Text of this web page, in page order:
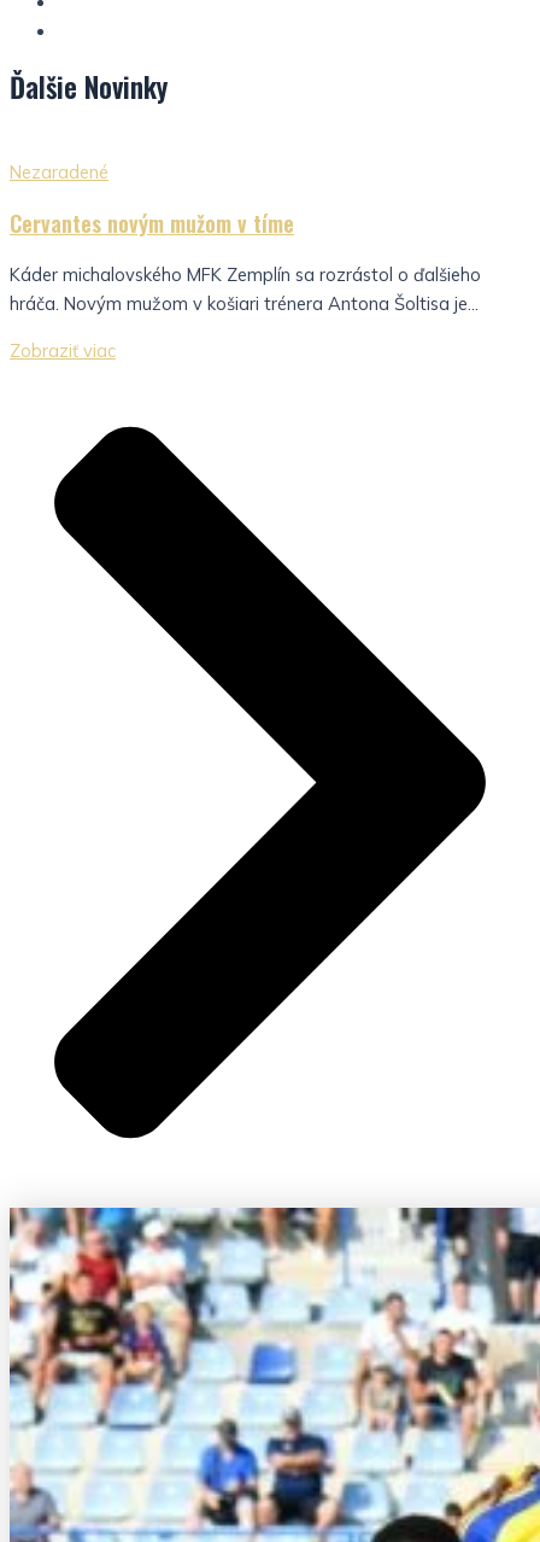
Ďalšie Novinky
Nezaradené
Cervantes novým mužom v tíme
Káder michalovského MFK Zemplín sa rozrástol o ďalšieho
hráča. Novým mužom v košiari trénera Antona Šoltisa je...
Zobraziť viac